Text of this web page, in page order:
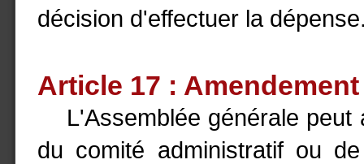
décision d'effectuer la
Article 17 :
L'Assemblée générale peut
du comité administratif ou